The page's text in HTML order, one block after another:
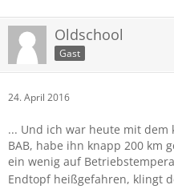
Oldschool
Gast
24. April 2016
... Und ich war heute mit
BAB, habe ihn knapp 200 km
ein wenig auf
Endtopf heißgefahren, klingt